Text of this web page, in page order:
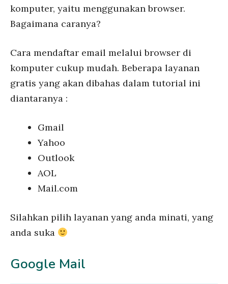
komputer, yaitu menggunakan browser.
Bagaimana caranya?
Cara mendaftar email melalui browser di
komputer cukup mudah. Beberapa layanan
gratis yang akan dibahas dalam tutorial ini
diantaranya :
Gmail
Yahoo
Outlook
AOL
Mail.com
Silahkan pilih layanan yang anda minati, yang
anda suka
Google Mail